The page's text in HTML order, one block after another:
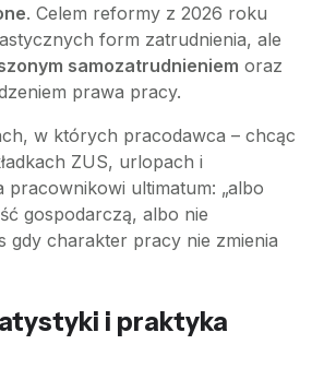
. Celem reformy z 2026 roku
form zatrudnienia, ale
samozatrudnieniem oraz
prawa pracy.
w których pracodawca – chcąc
ZUS, urlopach i
pracownikowi ultimatum: „albo
gospodarczą, albo nie
gdy charakter pracy nie zmienia
i praktyka